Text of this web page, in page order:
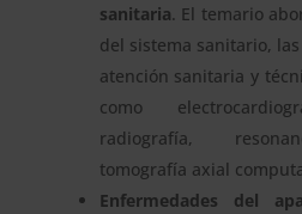
sanitaria. El temario
del sistema sanitario,
atención sanitaria y
como
radiografía,
tomografía axial
Enfermedades del